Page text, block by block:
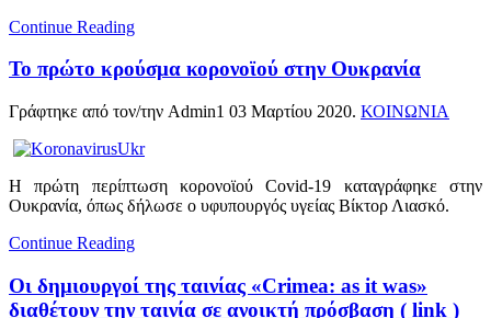
Continue Reading
Το πρώτο κρούσμα κορονοϊού στην Ουκρανία
Γράφτηκε από τον/την Admin1 03 Μαρτίου 2020. ΚΟΙΝΩΝΙΑ
Η πρώτη περίπτωση κορονοϊού Covid-19 καταγράφηκε στην
Ουκρανία, όπως δήλωσε ο υφυπουργός υγείας Βίκτορ Λιασκό.
Continue Reading
Οι δημιουργοί της ταινίας «Crimea: as it was»
διαθέτουν την ταινία σε ανοικτή πρόσβαση ( link )